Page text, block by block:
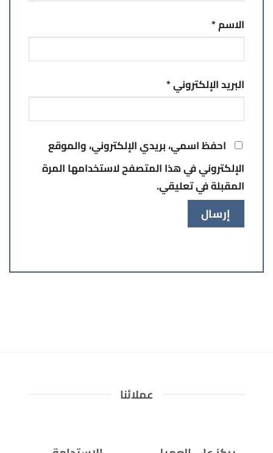
الاسم*
البريد الإلكتروني*
احفظ اسمي، بريدي الإلكتروني، والموقع
الإلكتروني في هذا المتصفح لاستخدامها المرة
المقبلة في تعليقي.
عملائنا